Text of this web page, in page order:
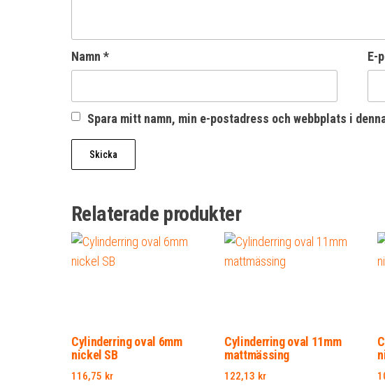
Namn * E-
Spara mitt namn, min e-postadress och webbplats i
Relaterade produkter
Cylinderring oval 6mm
nickel SB
116,75 kr
Cylinderring oval 11mm
mattmässing
122,13 kr